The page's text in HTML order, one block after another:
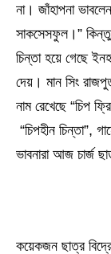
না। জাঁহাপনা
সাকসেসফুল।”
চিন্তা হয়ে গেছে
দেয়। মান সিং
নাম রেখেছে “চিপ
“চিপহীন চিন্তা”,
ভাবনারা আজ চার্জ
কয়েকজন ছাত্র